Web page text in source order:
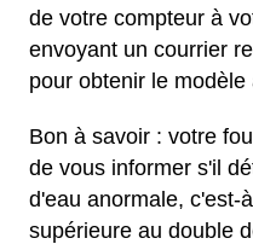
de votre compteur à
envoyant un courrier
pour obtenir le modèle
Bon à savoir : votre
de vous informer s'il
d'eau anormale, c'est-
supérieure au double